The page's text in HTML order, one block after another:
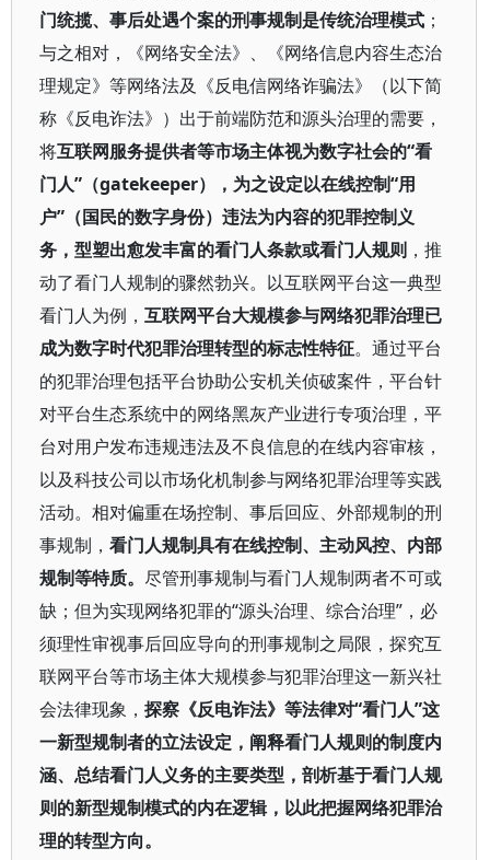
门统揽、事后处遇个案的刑事规制是传统治理模式 ；
与之相对，《网络安全法》、《网络信息内容生态治
理规定》等网络法及《反电信网络诈骗法》（以下简
称《反电诈法》）出于前端防范和源头治理的需要，
将互联网服务提供者等市场主体视为数字社会的“看
门人”（gatekeeper），为之设定以在线控制“用
户”（国民的数字身份）违法为内容的犯罪控制义
务，型塑出愈发丰富的看门人条款或看门人规则 ，推
动了看门人规制的骤然勃兴。以互联网平台这一典型
看门人为例， 互联网平台大规模参与网络犯罪治理已
成为数字时代犯罪治理转型的标志性特征。通过平台
的犯罪治理包括平台协助公安机关侦破案件，平台针
对平台生态系统中的网络黑灰产业进行专项治理，平
台对用户发布违规违法及不良信息的在线内容审核，
以及科技公司以市场化机制参与网络犯罪治理等实践
活动。相对偏重在场控制、事后回应、外部规制的刑
事规制， 看门人规制具有在线控制、主动风控、内部
规制等特质。 尽管刑事规制与看门人规制两者不可或
缺；但为实现网络犯罪的“源头治理、综合治理”，必
须理性审视事后回应导向的刑事规制之局限，探究互
联网平台等市场主体大规模参与犯罪治理这一新兴社
会法律现象， 探察《反电诈法》等法律对“看门人”这
一新型规制者的立法设定，阐释看门人规则的制度内
涵、总结看门人义务的主要类型，剖析基于看门人规
则的新型规制模式的内在逻辑，以此把握网络犯罪治
理的转型方向。